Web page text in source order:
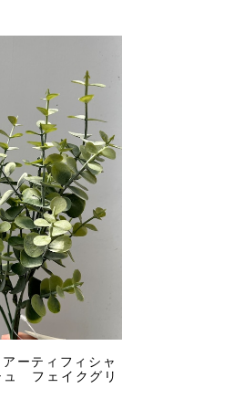
ーティフィシャ
フェイクグリ